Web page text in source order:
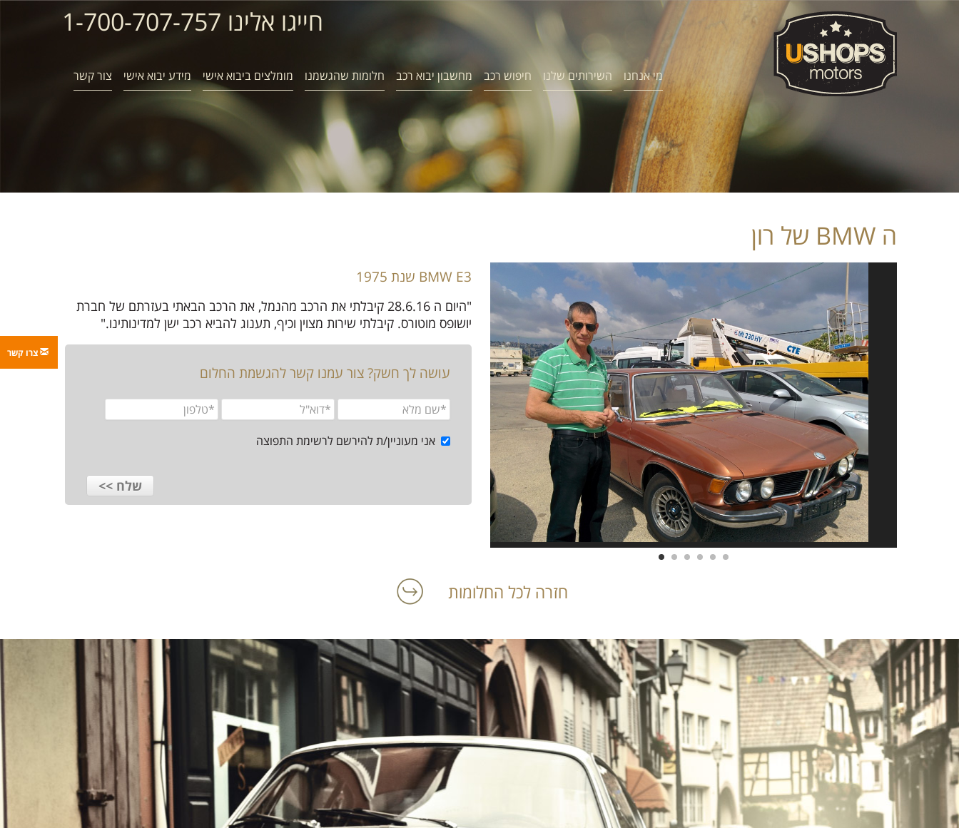
חייגו אלינו 1-700-707-757
מי אנחנו השירותים שלנו חיפוש רכב מחשבון יבוא רכב חלומות שהגשמנו מומלצים ביבוא אישי מידע יבוא אישי צור קשר
ה BMW של רון
BMW E3 שנת 1975
"היום ה 28.6.16 קיבלתי את הרכב מהנמל, את הרכב הבאתי בעזרתם של חברת
יושופס מוטורס. קיבלתי שירות מצוין וכיף, תענוג להביא רכב ישן למדינותינו."
עושה לך חשק? צור עמנו קשר להגשמת החלום
אני מעוניין/ת להירשם לרשימת התפוצה
חזרה לכל החלומות
צרו קשר